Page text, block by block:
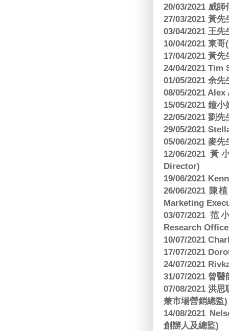
20/03/2021 威
27/03/2021 黃
03/04/2021 王
10/04/2021 東
17/04/2021 黃
24/04/2021 Tim
01/05/2021 余
08/05/2021
15/05/2021 鐘
22/05/2021 劉
29/05/2021
05/06/2021 麥
12/06/2021
Director)
19/06/2021
26/06/2021 陳
Marketing
03/07/2021 范
Research
10/07/2021
17/07/2021
24/07/2021
31/07/2021 曾
07/08/2021 洪
兼市場營銷總監)
14/08/2021
創辦人及總監)